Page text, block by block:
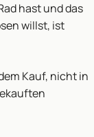
hast und das
willst, ist
Kauf, nicht in